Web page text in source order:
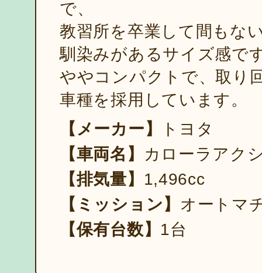
で、
教習所を卒業して間もな
馴染みがあるサイズ感で
ややコンパクトで、取り
車種を採用しています。
【メーカー】
トヨタ
【車両名】
カローラアク
【排気量】 1,496cc
【ミッション】 オートマ
【保有台数】 1台